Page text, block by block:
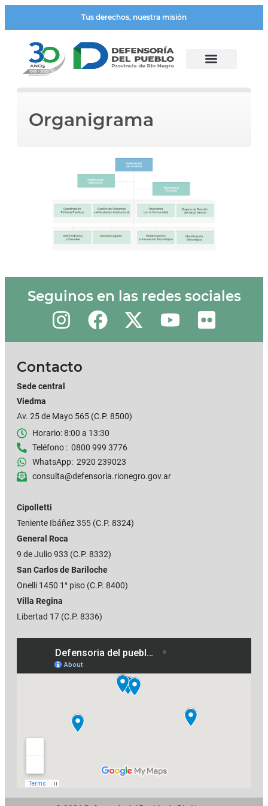
Tus derechos, nuestra misión
Organigrama
Seguinos en las redes sociales
Contacto
Sede central
Viedma
Av. 25 de Mayo 565 (C.P. 8500)
Horario: 8:00 a 13:30
Teléfono : 0800 999 3776
WhatsApp: 2920 239023
consulta@defensoria.rionegro.gov.ar
Cipolletti
Teniente Ibáñez 355 (C.P. 8324)
General Roca
9 de Julio 933 (C.P. 8332)
San Carlos de Bariloche
Onelli 1450 1° piso (C.P. 8400)
Villa Regina
Libertad 17 (C.P. 8336)